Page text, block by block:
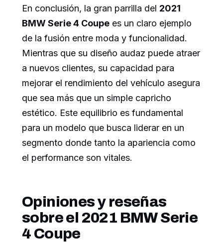
En conclusión, la gran parrilla del 2021
BMW Serie 4 Coupe es un claro ejemplo
de la fusión entre moda y funcionalidad.
Mientras que su diseño audaz puede atraer
a nuevos clientes, su capacidad para
mejorar el rendimiento del vehículo asegura
que sea más que un simple capricho
estético. Este equilibrio es fundamental
para un modelo que busca liderar en un
segmento donde tanto la apariencia como
el performance son vitales.
Opiniones y reseñas
sobre el 2021 BMW Serie
4 Coupe